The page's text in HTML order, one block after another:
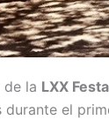
de la LXX
durante el